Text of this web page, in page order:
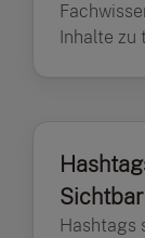
Inhalte zu
Hashtags